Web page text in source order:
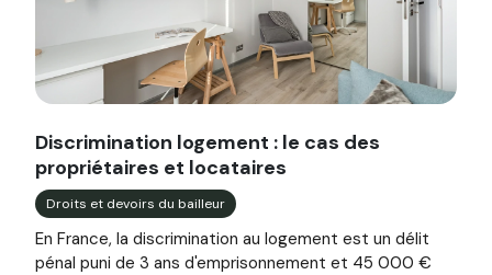
Image illustrant l'article "Discrimination logement : le
Discrimination logement : le cas des
propriétaires et locataires
Droits et devoirs du bailleur
En France, la discrimination au logement est un délit
pénal puni de 3 ans d'emprisonnement et 45 000 €